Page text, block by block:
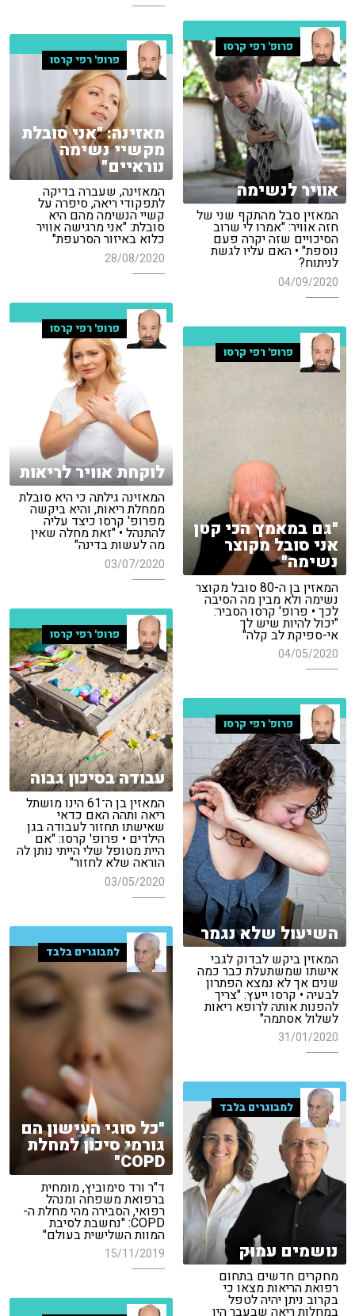
פרופ' רפי קרסו
אוויר לנשימה
המאזין סבל מהתקף שני של
חזה אוויר: "אמרו לי שרוב
הסיכויים שזה יקרה פעם
נוספת" • האם עליו לגשת
לניתוח?
04/09/2020
פרופ' רפי קרסו
מאזינה: "אני סובלת
מקשיי נשימה
נוראיים"
המאזינה, שעברה בדיקה
לתפקודי ריאה, סיפרה על
קשיי הנשימה מהם היא
סובלת: "אני מרגישה אוויר
כלוא באיזור הסרעפת"
28/08/2020
פרופ' רפי קרסו
לוקחת אוויר לריאות
המאזינה גילתה כי היא סובלת
ממחלת ריאות, והיא ביקשה
מפרופ' קרסו כיצד עליה
להתנהל • "זאת מחלה שאין
מה לעשות בדינה"
03/07/2020
פרופ' רפי קרסו
"גם במאמץ הכי קטן
אני סובל מקוצר
נשימה"
המאזין בן ה-80 סובל מקוצר
נשימה ולא מבין מה הסיבה
לכך • פרופ' קרסו הסביר:
"יכול להיות שיש לך
אי-ספיקת לב קלה"
04/05/2020
פרופ' רפי קרסו
עבודה בסיכון גבוה
המאזין בן ה־61 הינו מושתל
ריאה ותהה האם כדאי
שאישתו תחזור לעבודה בגן
הילדים • פרופ' קרסו: "אם
היית מטופל שלי הייתי נותן לה
הוראה שלא לחזור"
03/05/2020
פרופ' רפי קרסו
השיעול שלא נגמר
המאזין ביקש לבדוק לגבי
אישתו שמשתעלת כבר כמה
שנים אך לא נמצא הפתרון
לבעיה • קרסו ייעץ: "צריך
להפנות אותה לרופא ריאות
לשלול אסתמה"
31/01/2020
למבוגרים בלבד
"כל סוגי העישון הם
גורמי סיכון למחלת
COPD"
ד"ר ורד סימוביץ, מומחית
ברפואת משפחה ומנהל
רפואי, הסבירה מהי מחלת ה-
COPD: "נחשבת לסיבת
המוות השלישית בעולם"
15/11/2019
למבוגרים בלבד
נושמים עמוק
מחקרים חדשים בתחום
רפואת הריאות מצאו כי
בקרוב ניתן יהיה לטפל